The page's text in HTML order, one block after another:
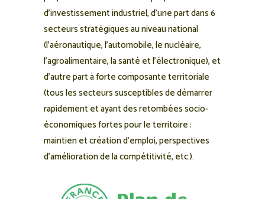
d’investissement industriel, d’une part dans 6
secteurs stratégiques au niveau national
(l’aéronautique, l’automobile, le nucléaire,
l’agroalimentaire, la santé et l’électronique), et
d’autre part à forte composante territoriale
(tous les secteurs susceptibles de démarrer
rapidement et ayant des retombées socio-
économiques fortes pour le territoire :
maintien et création d’emploi, perspectives
d’amélioration de la compétitivité, etc.).